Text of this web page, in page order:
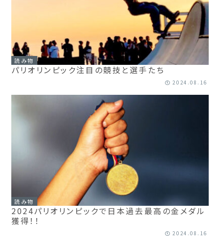
読み物
パリオリンピック注目の競技と選手たち
2024.08.16
読み物
2024パリオリンピックで日本過去最高の金メダル
獲得！！
2024.08.16